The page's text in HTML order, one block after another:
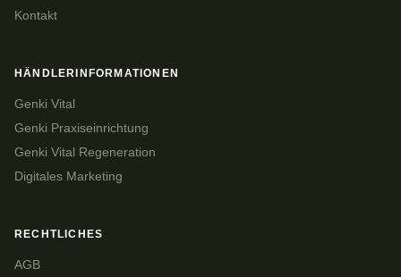
Kontakt
HÄNDLERINFORMATIONEN
Genki Vital
Genki Praxiseinrichtung
Genki Vital Regeneration
Digitales Marketing
RECHTLICHES
AGB